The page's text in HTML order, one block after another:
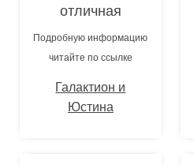
отличная
Подробную информацию
читайте по ссылке
Галактион и
Юстина